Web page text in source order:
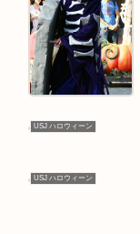
USJ ハロウィーン
USJ ハロウィーン